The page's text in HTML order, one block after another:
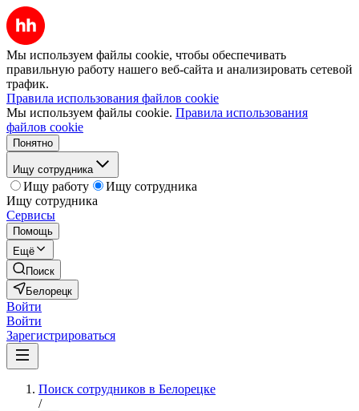
Мы используем файлы cookie, чтобы обеспечивать
правильную работу нашего веб-сайта и анализировать сетевой
трафик.
Правила использования файлов cookie
Мы используем файлы cookie. Правила использования
файлов cookie
Понятно
Ищу сотрудника
Ищу работу
Ищу сотрудника
Ищу сотрудника
Сервисы
Помощь
Ещё
Поиск
Белорецк
Войти
Войти
Зарегистрироваться
Поиск сотрудников в Белорецке
/